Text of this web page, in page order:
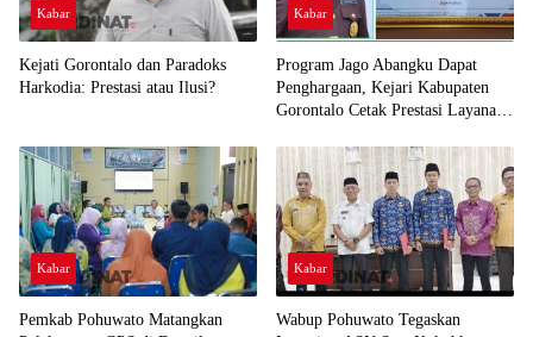
Kabar
Kejati Gorontalo dan Paradoks
Harkodia: Prestasi atau Ilusi?
Kabar
Program Jago Abangku Dapat
Penghargaan, Kejari Kabupaten
Gorontalo Cetak Prestasi Layanan
Kabar
Pemkab Pohuwato Matangkan
Kabar
Wabup Pohuwato Tegaskan